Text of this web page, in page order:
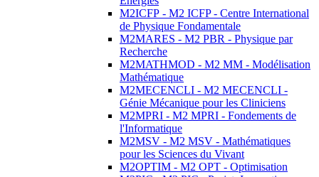
M2ICFP - M2 ICFP - Centre International
de Physique Fondamentale
M2MARES - M2 PBR - Physique par
Recherche
M2MATHMOD - M2 MM - Modélisation
Mathématique
M2MECENCLI - M2 MECENCLI -
Génie Mécanique pour les Cliniciens
M2MPRI - M2 MPRI - Fondements de
l'Informatique
M2MSV - M2 MSV - Mathématiques
pour les Sciences du Vivant
M2OPTIM - M2 OPT - Optimisation